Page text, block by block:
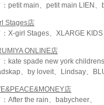
petit main、petit main LIEN、
Stages店
X-girl Stages、XLARGE KIDS
ONLINE店
kate spade new york
、by loveit、Lindsay、
店
After the rain、babycheer、